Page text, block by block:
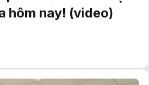
hôm nay! (video)